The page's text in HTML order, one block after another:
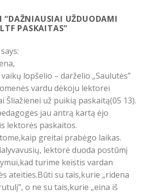
“DAŽNIAUSIAI UŽDUODAMI
PASKAITAS”
says:
lopšelio – darželio „Saulutės”
vardu dėkoju lektorei
Šliažienei už puikią paskaitą(05 13).
jau antrą kartą ėjo
lektorės paskaitos.
greitai prabėgo laikas.
lektorė duoda postūmį
turime keistis vardan
ateities.Būti su tais,kurie „ridena
o ne su tais,kurie „eina iš